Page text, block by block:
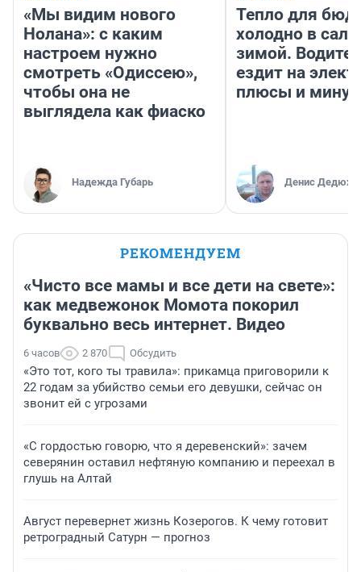
«Мы видим нового
Нолана»: с каким
настроем нужно
смотреть «Одиссею»,
чтобы она не
выглядела как фиаско
Надежда Губарь
Тепло для
холодно в
зимой.
ездит на
плюсы и
Денис
РЕКОМЕНДУЕМ
«Чисто все мамы и все дети на свете»:
как медвежонок Момота покорил
буквально весь интернет. Видео
6 часов 2 870 Обсудить
«Это тот, кого ты травила»: прикамца приговорили к
22 годам за убийство семьи его девушки, сейчас он
звонит ей с угрозами
«С гордостью говорю, что я деревенский»: зачем
северянин оставил нефтяную компанию и переехал в
глушь на Алтай
Август перевернет жизнь Козерогов. К чему готовит
ретроградный Сатурн — прогноз